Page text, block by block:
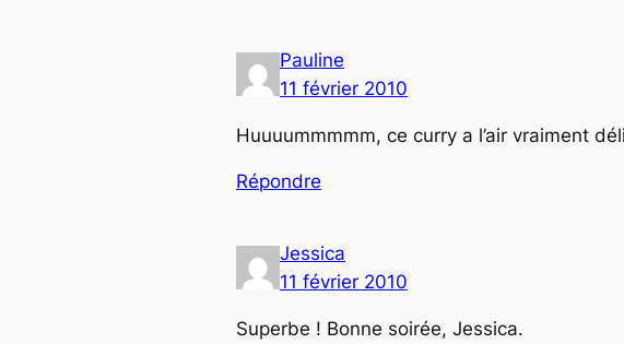
Pauline
11 février 2010
Huuuummmmm, ce curry a l’air vraiment
Répondre
Jessica
11 février 2010
Superbe ! Bonne soirée, Jessica.